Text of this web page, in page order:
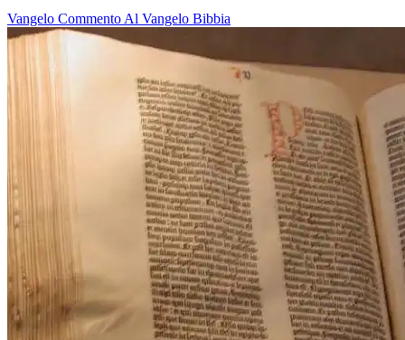
Vangelo Commento Al Vangelo Bibbia